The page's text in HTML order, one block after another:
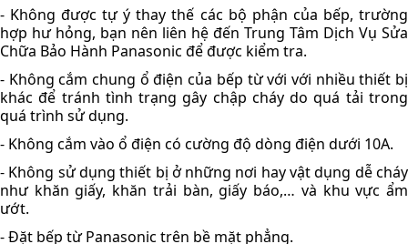
- Không được tự ý thay thế các bộ phận của bếp, trường
hợp hư hỏng, bạn nên liên hệ đến Trung Tâm Dịch Vụ Sửa
Chữa Bảo Hành Panasonic để được kiểm tra.
- Không cắm chung ổ điện của bếp từ với với nhiều thiết bị
khác để tránh tình trạng gây chập cháy do quá tải trong
quá trình sử dụng.
- Không cắm vào ổ điện có cường độ dòng điện dưới 10A.
- Không sử dụng thiết bị ở những nơi hay vật dụng dễ cháy
như khăn giấy, khăn trải bàn, giấy báo,… và khu vực ẩm
ướt.
- Đặt bếp từ Panasonic trên bề mặt phẳng.